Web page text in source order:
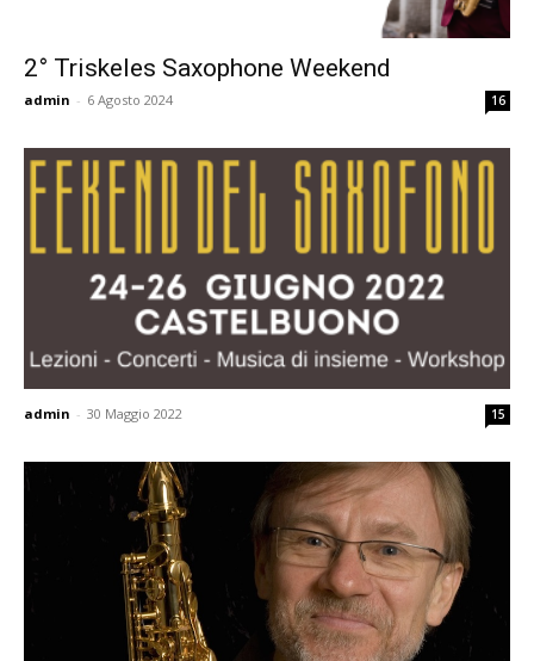
2° Triskeles Saxophone Weekend
admin - 6 Agosto 2024 16
admin - 30 Maggio 2022 15